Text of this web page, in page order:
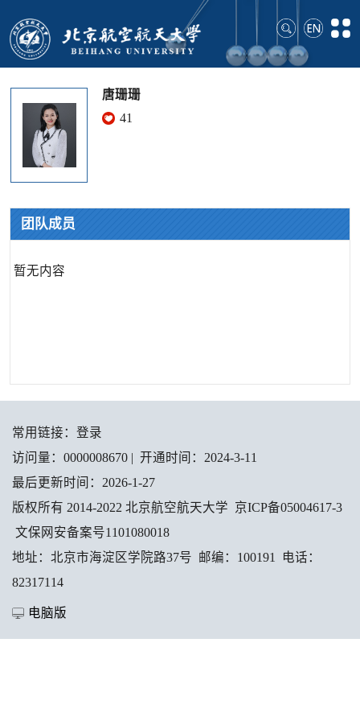
唐珊珊
41
团队成员
暂无内容
常用链接： 登录
访问量： 0000008670| 开通时间： 2024-3-11
最后更新时间： 2026-1-27
版权所有 2014-2022 北京航空航天大学 京ICP备05004617-3
文保网安备案号1101080018
地址：北京市海淀区学院路37号 邮编：100191 电话：
82317114
电脑版